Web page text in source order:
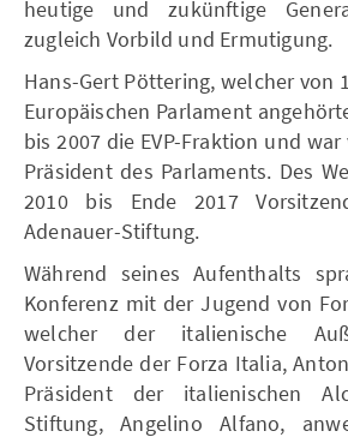
heutige und zukünftige
zugleich Vorbild und Ermutigung.
Hans-Gert Pöttering, welcher von
Europäischen Parlament
bis 2007 die EVP-Fraktion und
Präsident des Parlaments. Des
2010 bis Ende 2017
Adenauer-Stiftung.
Während seines Aufenthalts
Konferenz mit der Jugend von
welcher der italienische
Vorsitzende der Forza Italia,
Präsident der italienischen
Stiftung, Angelino Alfano,